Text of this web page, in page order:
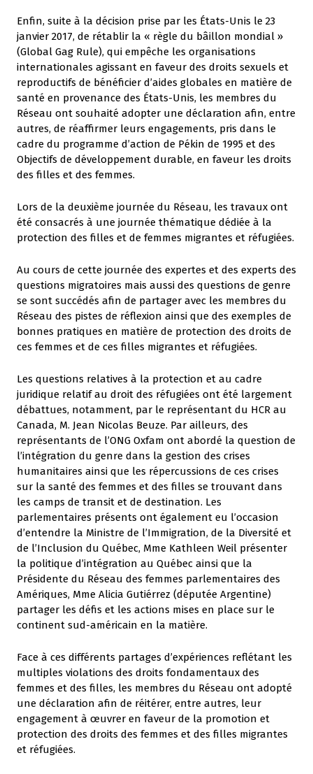
Enfin, suite à la décision prise par les États-Unis le 23
janvier 2017, de rétablir la « règle du bâillon mondial »
(Global Gag Rule), qui empêche les organisations
internationales agissant en faveur des droits sexuels et
reproductifs de bénéficier d’aides globales en matière de
santé en provenance des États-Unis, les membres du
Réseau ont souhaité adopter une déclaration afin, entre
autres, de réaffirmer leurs engagements, pris dans le
cadre du programme d’action de Pékin de 1995 et des
Objectifs de développement durable, en faveur les droits
des filles et des femmes.
Lors de la deuxième journée du Réseau, les travaux ont
été consacrés à une journée thématique dédiée à la
protection des filles et de femmes migrantes et réfugiées.
Au cours de cette journée des expertes et des experts des
questions migratoires mais aussi des questions de genre
se sont succédés afin de partager avec les membres du
Réseau des pistes de réflexion ainsi que des exemples de
bonnes pratiques en matière de protection des droits de
ces femmes et de ces filles migrantes et réfugiées.
Les questions relatives à la protection et au cadre
juridique relatif au droit des réfugiées ont été largement
débattues, notamment, par le représentant du HCR au
Canada, M. Jean Nicolas Beuze. Par ailleurs, des
représentants de l’ONG Oxfam ont abordé la question de
l’intégration du genre dans la gestion des crises
humanitaires ainsi que les répercussions de ces crises
sur la santé des femmes et des filles se trouvant dans
les camps de transit et de destination. Les
parlementaires présents ont également eu l’occasion
d’entendre la Ministre de l’Immigration, de la Diversité et
de l’Inclusion du Québec, Mme Kathleen Weil présenter
la politique d’intégration au Québec ainsi que la
Présidente du Réseau des femmes parlementaires des
Amériques, Mme Alicia Gutiérrez (députée Argentine)
partager les défis et les actions mises en place sur le
continent sud-américain en la matière.
Face à ces différents partages d’expériences reflétant les
multiples violations des droits fondamentaux des
femmes et des filles, les membres du Réseau ont adopté
une déclaration afin de réitérer, entre autres, leur
engagement à œuvrer en faveur de la promotion et
protection des droits des femmes et des filles migrantes
et réfugiées.